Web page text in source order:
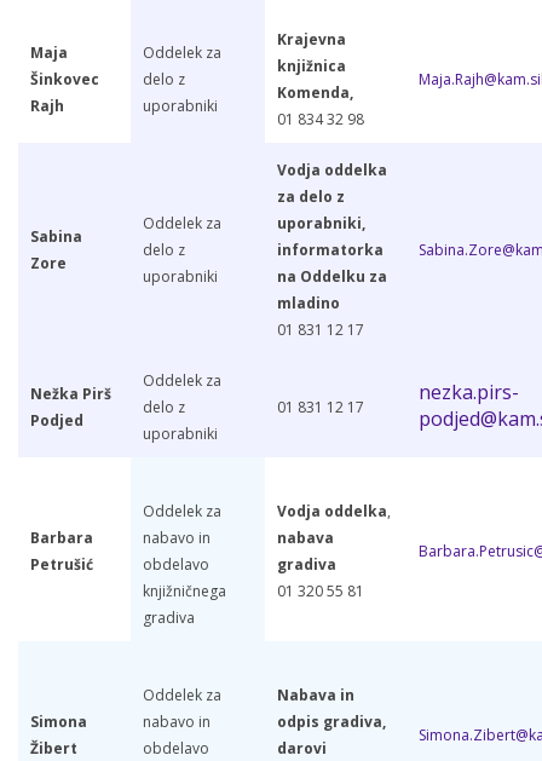
Maja
Šinkovec
Rajh
Oddelek za
delo z
uporabniki
Krajevna
knjižnica
Komenda,
01 834 32 98
Sabina
Zore
Oddelek za
delo z
uporabniki
Vodja oddelka
za delo z
uporabniki,
informatorka
na Oddelku za
mladino
01 831 12 17
Nežka Pirš
Podjed
Oddelek za
delo z
uporabniki
01 831 12 17
nezka.pirs-
Barbara
Petrušić
Oddelek za
nabavo in
obdelavo
knjižničnega
gradiva
Vodja oddelka,
nabava
gradiva
01 320 55 81
Simona
Žibert
Oddelek za
nabavo in
obdelavo
Nabava in
odpis gradiva,
darovi